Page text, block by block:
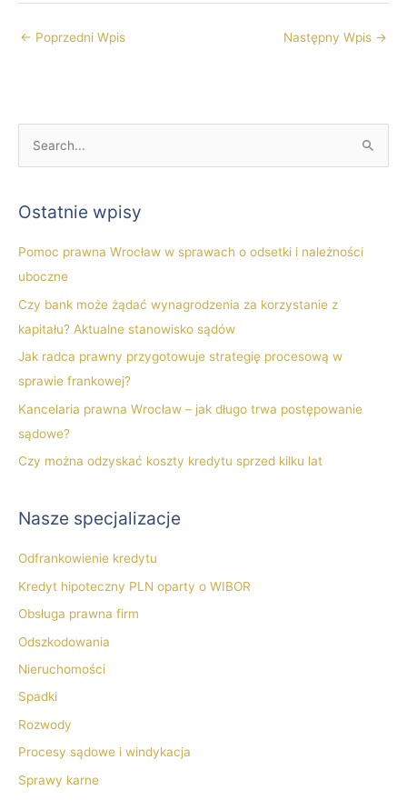
← Poprzedni Wpis Następny Wpis →
k
a
j
Ostatnie wpisy
Pomoc prawna Wrocław w sprawach o odsetki i należności
uboczne
Czy bank może żądać wynagrodzenia za korzystanie z
kapitału? Aktualne stanowisko sądów
Jak radca prawny przygotowuje strategię procesową w
sprawie frankowej?
Kancelaria prawna Wrocław – jak długo trwa postępowanie
sądowe?
Czy można odzyskać koszty kredytu sprzed kilku lat
Nasze specjalizacje
Odfrankowienie kredytu
Kredyt hipoteczny PLN oparty o WIBOR
Obsługa prawna firm
Odszkodowania
Nieruchomości
Spadki
Rozwody
Procesy sądowe i windykacja
Sprawy karne